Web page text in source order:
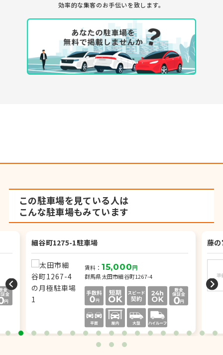
効率的な集客のお手伝いを致します。
この駐車場を見ている人は
こんな駐車場もみています
細谷町1275-1駐車場
賃料： 15,000円
群馬県太田市細谷町1267-4
藤